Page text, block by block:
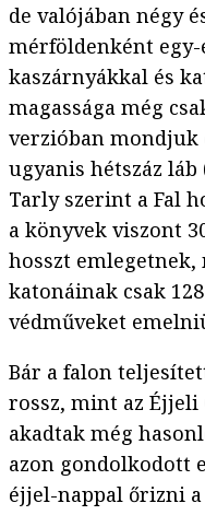
de valójában négy
mérföldenként
kaszárnyákkal és
magassága még
verzióban mondjuk
ugyanis hétszáz láb
Tarly szerint a Fal
a könyvek viszont
hosszt
katonáinak csak
védműveket
Bár a falon
rossz, mint az
akadtak még
azon gondolkodott
éjjel-nappal őrizni